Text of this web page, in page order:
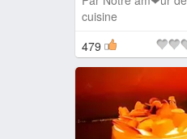
cuisine
479